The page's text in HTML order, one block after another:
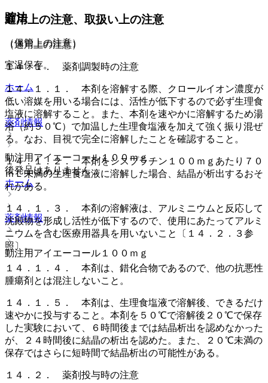
貯法
（保管上の注意）
室温保存。
ホーム
薬剤情報
動注用アイエーコール１００ｍｇ
後発品はありません
ホーム
薬剤情報
動注用アイエーコール１００ｍｇ
適用上の注意、取扱い上の注意
（適用上の注意）
１４．１． 薬剤調製時の注意
１４．１．１． 本剤を溶解する際、クロールイオン濃度が
低い溶媒を用いる場合には、活性が低下するので必ず生理食
塩液に溶解すること。また、本剤を速やかに溶解するため湯
浴（約５０℃）で加温した生理食塩液を加えて強く振り混ぜ
る。なお、目視で完全に溶解したことを確認すること。
１４．１．２． 本剤をシスプラチン１００ｍｇあたり７０
ｍＬ未満の生理食塩液に溶解した場合、結晶が析出するおそ
れがある。
１４．１．３． 本剤の溶解液は、アルミニウムと反応して
沈殿物を形成し活性が低下するので、使用にあたってアルミ
ニウムを含む医療用器具を用いないこと〔１４．２．３参
照〕。
１４．１．４． 本剤は、錯化合物であるので、他の抗悪性
腫瘍剤とは混注しないこと。
１４．１．５． 本剤は、生理食塩液で溶解後、できるだけ
速やかに投与すること。本剤を５０℃で溶解後２０℃で保存
した実験において、６時間後までは結晶析出を認めなかった
が、２４時間後に結晶の析出を認めた。また、２０℃未満の
保存ではさらに短時間で結晶析出の可能性がある。
１４．２． 薬剤投与時の注意